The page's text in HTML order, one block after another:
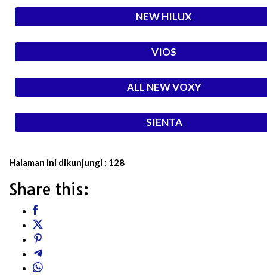
NEW HILUX
VIOS
ALL NEW VOXY
SIENTA
Halaman ini dikunjungi : 128
Share this: